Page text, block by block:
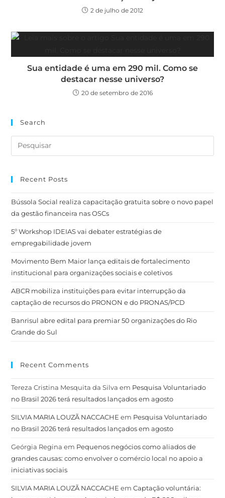
2 de julho de 2012
Sua entidade é uma em 290 mil. Como se
destacar nesse universo?
20 de setembro de 2016
Search
Recent Posts
Bússola Social realiza capacitação gratuita sobre o novo papel
da gestão financeira nas OSCs
5º Workshop IDEIAS vai debater estratégias de
empregabilidade jovem
Movimento Bem Maior lança editais de fortalecimento
institucional para organizações sociais e coletivos
ABCR mobiliza instituições para evitar interrupção da
captação de recursos do PRONON e do PRONAS/PCD
Banrisul abre edital para premiar 50 organizações do Rio
Grande do Sul
Recent Comments
Tereza Cristina Mesquita da Silva em Pesquisa Voluntariado
no Brasil 2026 terá resultados lançados em agosto
SILVIA MARIA LOUZÃ NACCACHE em Pesquisa Voluntariado
no Brasil 2026 terá resultados lançados em agosto
Geórgia Regina em Pequenos negócios como aliados de
grandes causas: como envolver o comércio local no apoio a
iniciativas sociais
SILVIA MARIA LOUZÃ NACCACHE emCaptação voluntária: